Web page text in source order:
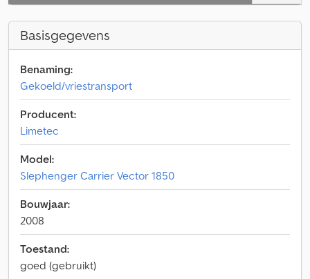
Basisgegevens
Benaming:
Gekoeld/vriestransport
Producent:
Limetec
Model:
Slephenger Carrier Vector 1850
Bouwjaar:
2008
Toestand:
goed (gebruikt)